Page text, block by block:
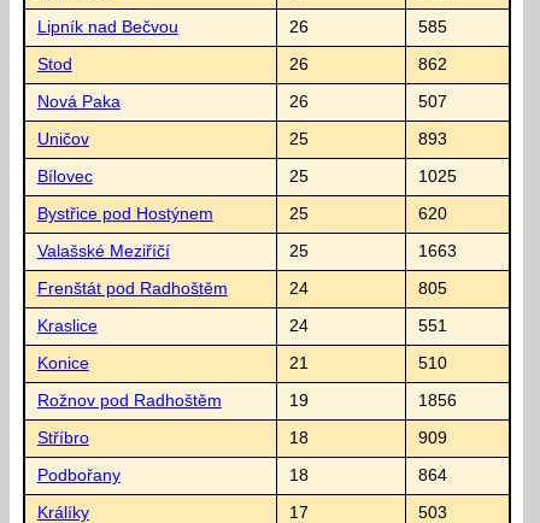
Lipník nad Bečvou 26 585
Stod 26 862
Nová Paka 26 507
Uničov 25 893
Bílovec 25 1025
Bystřice pod Hostýnem 25 620
Valašské Meziříčí 25 1663
Frenštát pod Radhoštěm 24 805
Kraslice 24 551
Konice 21 510
Rožnov pod Radhoštěm 19 1856
Stříbro 18 909
Podbořany 18 864
Králíky 17 503